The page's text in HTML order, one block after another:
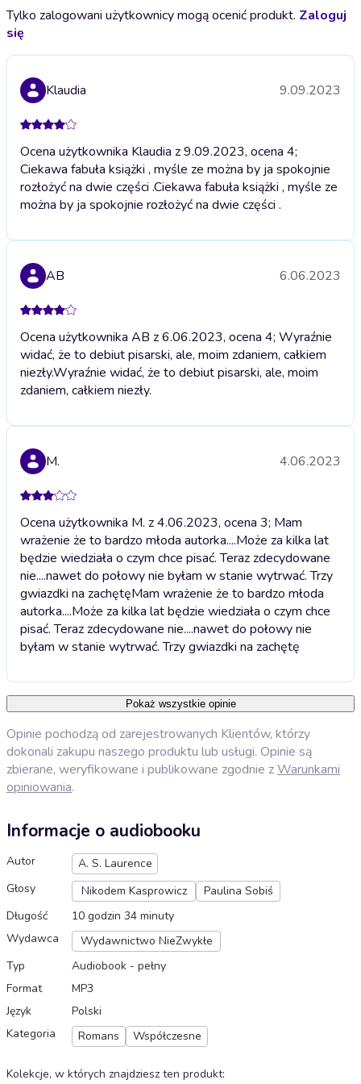
Tylko zalogowani użytkownicy mogą ocenić produkt. Zaloguj
się
Klaudia 9.09.2023
Ocena użytkownika Klaudia z 9.09.2023, ocena 4;
Ciekawa fabuła książki , myśle ze można by ja spokojnie
rozłożyć na dwie części .Ciekawa fabuła książki , myśle ze
można by ja spokojnie rozłożyć na dwie części .
AB 6.06.2023
Ocena użytkownika AB z 6.06.2023, ocena 4; Wyraźnie
widać, że to debiut pisarski, ale, moim zdaniem, całkiem
niezły.Wyraźnie widać, że to debiut pisarski, ale, moim
zdaniem, całkiem niezły.
M. 4.06.2023
Ocena użytkownika M. z 4.06.2023, ocena 3; Mam
wrażenie że to bardzo młoda autorka....Może za kilka lat
będzie wiedziała o czym chce pisać. Teraz zdecydowane
nie....nawet do połowy nie byłam w stanie wytrwać. Trzy
gwiazdki na zachętęMam wrażenie że to bardzo młoda
autorka....Może za kilka lat będzie wiedziała o czym chce
pisać. Teraz zdecydowane nie....nawet do połowy nie
byłam w stanie wytrwać. Trzy gwiazdki na zachętę
Pokaż wszystkie opinie
Opinie pochodzą od zarejestrowanych Klientów, którzy
dokonali zakupu naszego produktu lub usługi. Opinie są
zbierane, weryfikowane i publikowane zgodnie zWarunkami
opiniowania.
Informacje o audiobooku
Autor
A. S. Laurence
Głosy
Nikodem Kasprowicz
Paulina Sobiś
Długość
10 godzin 34 minuty
Wydawca
Wydawnictwo NieZwykłe
Typ
Audiobook - pełny
Format
MP3
Język
Polski
Kategoria
Romans Współczesne
Kolekcje, w których znajdziesz ten produkt: